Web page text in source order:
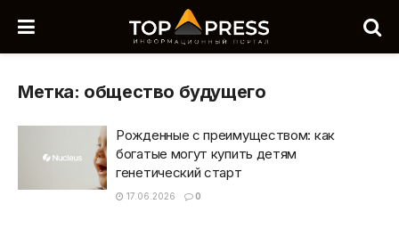
Метка: общество будущего
Рожденные с преимуществом: как
богатые могут купить детям
генетический старт
17.06.2026 0